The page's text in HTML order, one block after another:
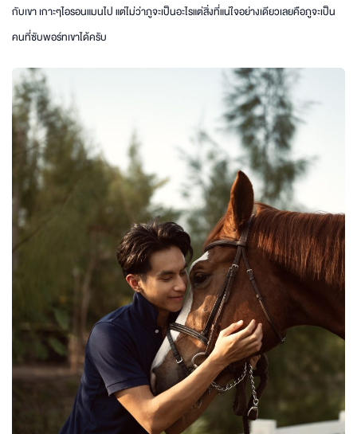
กับเขา เกาะๆไอรอนแมนไป แต่ไม่ว่าภูจะเป็นอะไรแต่สิ่งที่แน่ใจอย่างเดียวเลยคือภูจะเป็น
คนที่ซับพอร์ทเขาได้ครับ